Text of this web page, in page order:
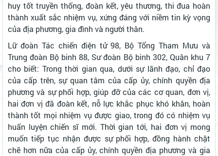
huy tốt truyền thống, đoàn kết, yêu thương, thi đua hoàn
thành xuất sắc nhiệm vụ, xứng đáng với niềm tin kỳ vọng
của địa phương, gia đình và người thân.
Lữ đoàn Tác chiến điện tử 98, Bộ Tổng Tham Mưu và
Trung đoàn Bộ binh 88, Sư đoàn Bộ binh 302, Quân khu 7
cho biết: Trong thời gian qua, dưới sự lãnh đạo, chỉ đạo
của cấp trên, sự quan tâm của cấp ủy, chính quyền địa
phương và sự phối hợp, giúp đỡ của các cơ quan, đơn vị,
hai đơn vị đã đoàn kết, nỗ lực khắc phục khó khăn, hoàn
thành tốt mọi nhiệm vụ được giao, trong đó có nhiệm vụ
huấn luyện chiến sĩ mới. Thời gian tới, hai đơn vị mong
muốn tiếp tục nhận được sự phối hợp, đồng hành chặt
chẽ hơn nữa của cấp ủy, chính quyền địa phương và gia